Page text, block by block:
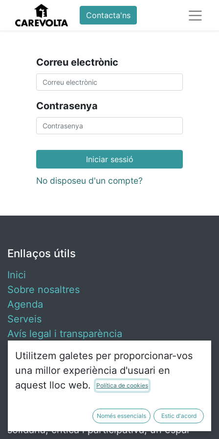
Contacta'ns
Correu electrònic
Contrasenya
Iniciar sessió
No disposeu d'un compte?
Enllaços útils
Inici
Sobre nosaltres
Agenda
Serveis
Avís legal i transparència
Sobre nosaltres
Ca Revolta és un punt de trobada de gent
solidària, crítica i participativa, un espai
Utilitzem galetes per proporcionar-vos
una millor experiència d'usuari en
aquest lloc web.
Política de cookies
Només essencials Estic d'acord